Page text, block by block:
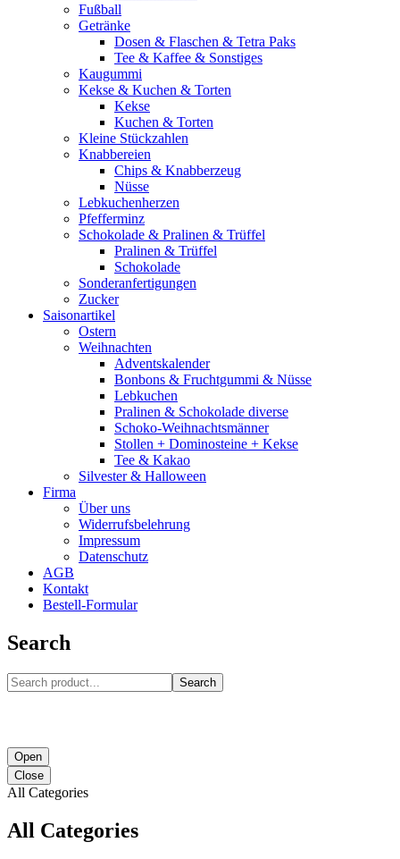
Fußball
Getränke
Dosen & Flaschen & Tetra Paks
Tee & Kaffee & Sonstiges
Kaugummi
Kekse & Kuchen & Torten
Kekse
Kuchen & Torten
Kleine Stückzahlen
Knabbereien
Chips & Knabberzeug
Nüsse
Lebkuchenherzen
Pfefferminz
Schokolade & Pralinen & Trüffel
Pralinen & Trüffel
Schokolade
Sonderanfertigungen
Zucker
Saisonartikel
Ostern
Weihnachten
Adventskalender
Bonbons & Fruchtgummi & Nüsse
Lebkuchen
Pralinen & Schokolade diverse
Schoko-Weihnachtsmänner
Stollen + Dominosteine + Kekse
Tee & Kakao
Silvester & Halloween
Firma
Über uns
Widerrufsbelehrung
Impressum
Datenschutz
AGB
Kontakt
Bestell-Formular
Search
Search
Open
Close
All Categories
All Categories